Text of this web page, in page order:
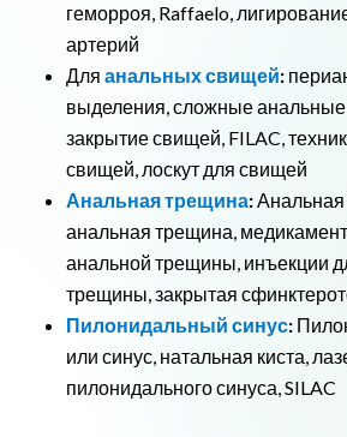
геморроя, Raffaelo,
артерий
Для анальных свищей:
выделения, сложные
закрытие свищей, FILAC,
свищей, лоскут для свищей
Анальная трещина:Анальная
анальная трещина,
анальной трещины, инъекции
трещины, закрытая
Пилонидальный синус:
или синус, натальная киста,
пилонидального синуса, SILAC